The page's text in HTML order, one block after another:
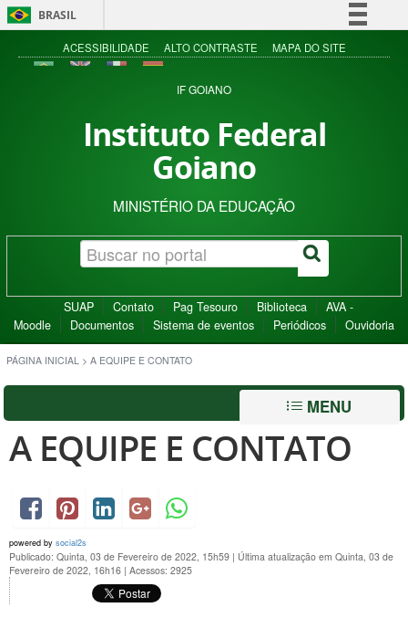
BRASIL
Simplifique!
Acesso à informação
ACESSIBILIDADE ALTO CONTRASTE MAPA DO SITE
IF GOIANO
Instituto Federal
Goiano
MINISTÉRIO DA EDUCAÇÃO
SUAP Contato Pag Tesouro Biblioteca
AVA -
Moodle
Documentos Sistema de eventos Periódicos Ouvidoria
PÁGINA INICIAL > A EQUIPE E CONTATO
MENU
A EQUIPE E CONTATO
powered by social2s
Publicado: Quinta, 03 de Fevereiro de 2022, 15h59 | Última atualização em Quinta, 03 de
Fevereiro de 2022, 16h16 | Acessos: 2925